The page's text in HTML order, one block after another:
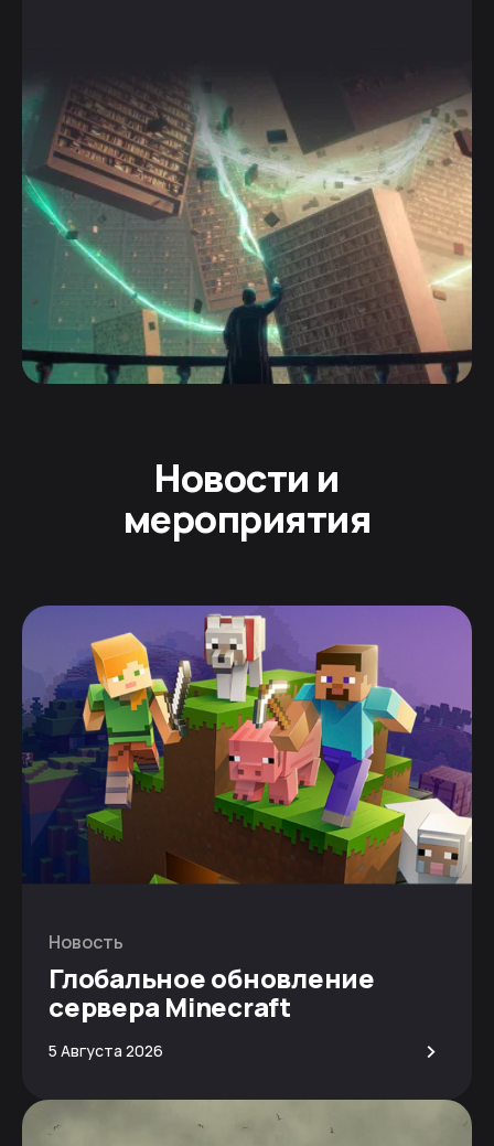
Новости и
мероприятия
Новость
Глобальное обновление
сервера Minecraft
5 Августа 2026 >